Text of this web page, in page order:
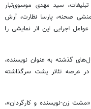
سید مهدی موسوی‌تبار
صحنه، پارسا نظارت، آرش
اجرایی این اثر نمایشی را
گذشته به عنوان نویسنده،
در عرصه تئاتر پشت سرگذاشته
«مشت زن-نویسنده و کارگردان»،